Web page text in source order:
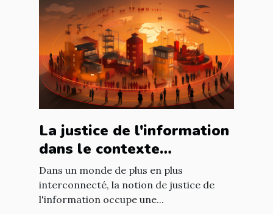
La justice de l'information
dans le contexte
international : enjeux et
défis
Dans un monde de plus en plus
interconnecté, la notion de justice de
l'information occupe une...